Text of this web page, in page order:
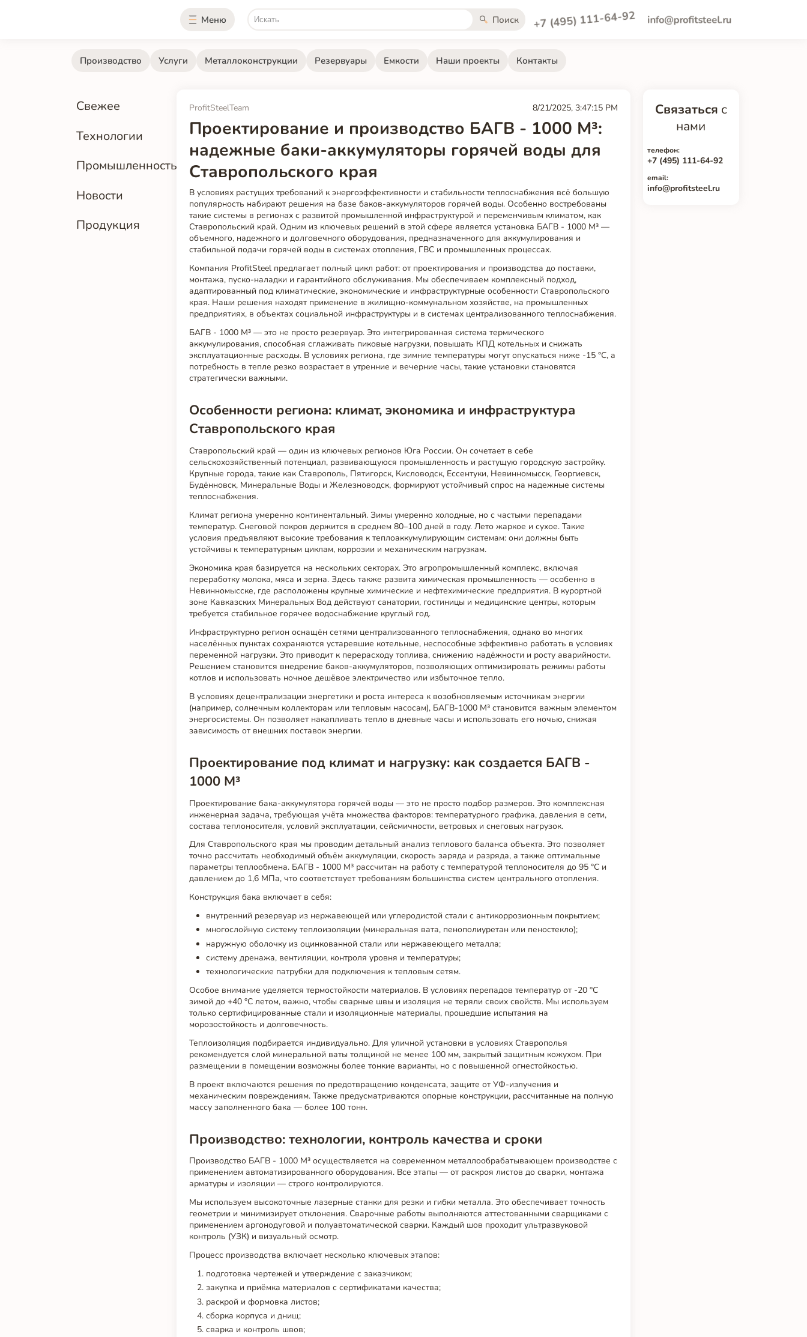
Меню Поиск +7 (495) 111-64-92 info@profitsteel.ru
Производство Услуги Металлоконструкции Резервуары Емкости Наши проекты Контакты
Свежее
Технологии
Промышленность
Новости
Продукция
ProfitSteelTeam 8/21/2025, 3:47:15 PM
Проектирование и производство БАГВ - 1000 М³:
надежные баки-аккумуляторы горячей воды для
Ставропольского края
В условиях растущих требований к энергоэффективности и стабильности теплоснабжения всё большую
популярность набирают решения на базе баков-аккумуляторов горячей воды. Особенно востребованы
такие системы в регионах с развитой промышленной инфраструктурой и переменчивым климатом, как
Ставропольский край. Одним из ключевых решений в этой сфере является установка БАГВ - 1000 М³ —
объемного, надежного и долговечного оборудования, предназначенного для аккумулирования и
стабильной подачи горячей воды в системах отопления, ГВС и промышленных процессах.
Компания ProfitSteel предлагает полный цикл работ: от проектирования и производства до поставки,
монтажа, пуско-наладки и гарантийного обслуживания. Мы обеспечиваем комплексный подход,
адаптированный под климатические, экономические и инфраструктурные особенности Ставропольского
края. Наши решения находят применение в жилищно-коммунальном хозяйстве, на промышленных
предприятиях, в объектах социальной инфраструктуры и в системах централизованного теплоснабжения.
БАГВ - 1000 М³ — это не просто резервуар. Это интегрированная система термического
аккумулирования, способная сглаживать пиковые нагрузки, повышать КПД котельных и снижать
эксплуатационные расходы. В условиях региона, где зимние температуры могут опускаться ниже -15 °C, а
потребность в тепле резко возрастает в утренние и вечерние часы, такие установки становятся
стратегически важными.
Особенности региона: климат, экономика и инфраструктура
Ставропольского края
Ставропольский край — один из ключевых регионов Юга России. Он сочетает в себе
сельскохозяйственный потенциал, развивающуюся промышленность и растущую городскую застройку.
Крупные города, такие как Ставрополь, Пятигорск, Кисловодск, Ессентуки, Невинномысск, Георгиевск,
Будённовск, Минеральные Воды и Железноводск, формируют устойчивый спрос на надежные системы
теплоснабжения.
Климат региона умеренно континентальный. Зимы умеренно холодные, но с частыми перепадами
температур. Снеговой покров держится в среднем 80–100 дней в году. Лето жаркое и сухое. Такие
условия предъявляют высокие требования к теплоаккумулирующим системам: они должны быть
устойчивы к температурным циклам, коррозии и механическим нагрузкам.
Экономика края базируется на нескольких секторах. Это агропромышленный комплекс, включая
переработку молока, мяса и зерна. Здесь также развита химическая промышленность — особенно в
Невинномысске, где расположены крупные химические и нефтехимические предприятия. В курортной
зоне Кавказских Минеральных Вод действуют санатории, гостиницы и медицинские центры, которым
требуется стабильное горячее водоснабжение круглый год.
Инфраструктурно регион оснащён сетями централизованного теплоснабжения, однако во многих
населённых пунктах сохраняются устаревшие котельные, неспособные эффективно работать в условиях
переменной нагрузки. Это приводит к перерасходу топлива, снижению надёжности и росту аварийности.
Решением становится внедрение баков-аккумуляторов, позволяющих оптимизировать режимы работы
котлов и использовать ночное дешёвое электричество или избыточное тепло.
В условиях децентрализации энергетики и роста интереса к возобновляемым источникам энергии
(например, солнечным коллекторам или тепловым насосам), БАГВ-1000 М³ становится важным элементом
энергосистемы. Он позволяет накапливать тепло в дневные часы и использовать его ночью, снижая
зависимость от внешних поставок энергии.
Проектирование под климат и нагрузку: как создается БАГВ -
1000 М³
Проектирование бака-аккумулятора горячей воды — это не просто подбор размеров. Это комплексная
инженерная задача, требующая учёта множества факторов: температурного графика, давления в сети,
состава теплоносителя, условий эксплуатации, сейсмичности, ветровых и снеговых нагрузок.
Для Ставропольского края мы проводим детальный анализ теплового баланса объекта. Это позволяет
точно рассчитать необходимый объём аккумуляции, скорость заряда и разряда, а также оптимальные
параметры теплообмена. БАГВ - 1000 М³ рассчитан на работу с температурой теплоносителя до 95 °C и
давлением до 1,6 МПа, что соответствует требованиям большинства систем центрального отопления.
Конструкция бака включает в себя:
внутренний резервуар из нержавеющей или углеродистой стали с антикоррозионным покрытием;
многослойную систему теплоизоляции (минеральная вата, пенополиуретан или пеностекло);
наружную оболочку из оцинкованной стали или нержавеющего металла;
систему дренажа, вентиляции, контроля уровня и температуры;
технологические патрубки для подключения к тепловым сетям.
Особое внимание уделяется термостойкости материалов. В условиях перепадов температур от -20 °C
зимой до +40 °C летом, важно, чтобы сварные швы и изоляция не теряли своих свойств. Мы используем
только сертифицированные стали и изоляционные материалы, прошедшие испытания на
морозостойкость и долговечность.
Теплоизоляция подбирается индивидуально. Для уличной установки в условиях Ставрополья
рекомендуется слой минеральной ваты толщиной не менее 100 мм, закрытый защитным кожухом. При
размещении в помещении возможны более тонкие варианты, но с повышенной огнестойкостью.
В проект включаются решения по предотвращению конденсата, защите от УФ-излучения и
механическим повреждениям. Также предусматриваются опорные конструкции, рассчитанные на полную
массу заполненного бака — более 100 тонн.
Производство: технологии, контроль качества и сроки
Производство БАГВ - 1000 М³ осуществляется на современном металлообрабатывающем производстве с
применением автоматизированного оборудования. Все этапы — от раскроя листов до сварки, монтажа
арматуры и изоляции — строго контролируются.
Мы используем высокоточные лазерные станки для резки и гибки металла. Это обеспечивает точность
геометрии и минимизирует отклонения. Сварочные работы выполняются аттестованными сварщиками с
применением аргонодуговой и полуавтоматической сварки. Каждый шов проходит ультразвуковой
контроль (УЗК) и визуальный осмотр.
Процесс производства включает несколько ключевых этапов:
подготовка чертежей и утверждение с заказчиком;
закупка и приёмка материалов с сертификатами качества;
раскрой и формовка листов;
сборка корпуса и днищ;
сварка и контроль швов;
Связаться с
нами
телефон:
+7 (495) 111-64-92
email:
info@profitsteel.ru